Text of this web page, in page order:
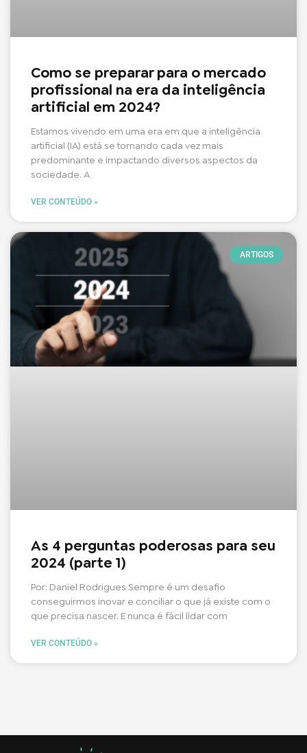
Como se preparar para o mercado
profissional na era da inteligência
artificial em 2024?
Estamos vivendo em uma era em que a inteligência
artificial (IA) está se tornando cada vez mais
predominante e impactando diversos aspectos da
sociedade. A
VER CONTEÚDO »
ARTIGOS
As 4 perguntas poderosas para seu
2024 (parte 1)
Por: Daniel Rodrigues Sempre é um desafio
conseguirmos inovar e conciliar o que já existe com o
que precisa nascer. E nunca é fácil lidar com
VER CONTEÚDO »